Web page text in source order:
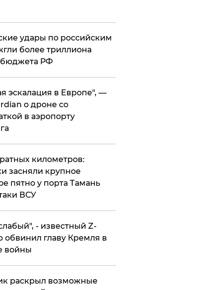
удары по российским
более триллиона
РФ
эскалация в Европе", —
о дроне со
в аэропорту
километров:
засняли крупное
пятно у порта Тамань
ВСУ
- известный Z-
обвинил главу Кремля в
войны
раскрыл возможные